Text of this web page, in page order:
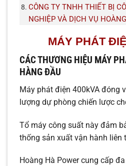
CÔNG TY TNHH THIẾT BỊ
NGHIỆP VÀ DỊCH VỤ
MÁY PHÁT
CÁC THƯƠNG HIỆU MÁY
HÀNG ĐẦU
Máy phát điện 400kVA đóng
lượng dự phòng chiến lược
Tổ máy công suất này đảm
thống sản xuất vận hành liên
Hoàng Hà Power cung cấp